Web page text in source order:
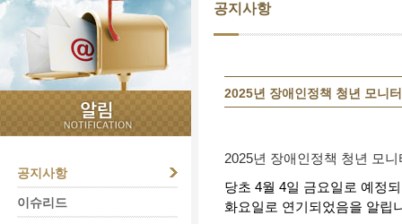
공지사항
이슈리드
공지사항
2025년 장애인정책 청년 모니
2025년 장애인정책 청년 모
당초 4월 4일 금요일로 예정
화요일로 연기되었음을 알립